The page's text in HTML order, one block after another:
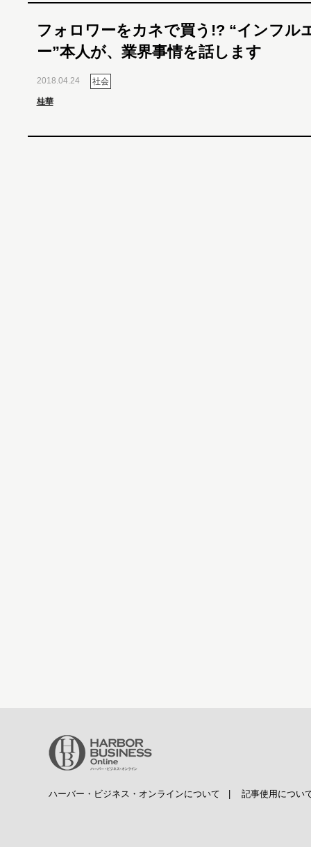
フォロワーをカネで買う!? “インフル
ー”本人が、業界事情を話します
2018.04.24 社会
桂華
ハーバー・ビジネス・オンラインについて | 記事使用につい